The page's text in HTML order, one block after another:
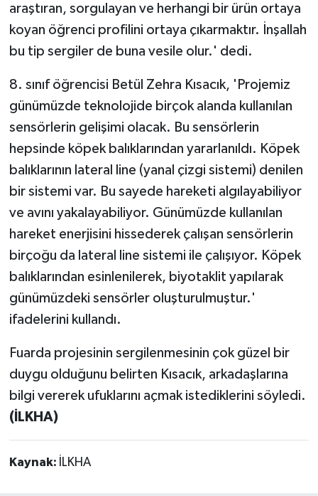
araştıran, sorgulayan ve herhangi bir ürün ortaya
koyan öğrenci profilini ortaya çıkarmaktır. İnşallah
bu tip sergiler de buna vesile olur.' dedi.
8. sınıf öğrencisi Betül Zehra Kısacık, 'Projemiz
günümüzde teknolojide birçok alanda kullanılan
sensörlerin gelişimi olacak. Bu sensörlerin
hepsinde köpek balıklarından yararlanıldı. Köpek
balıklarının lateral line (yanal çizgi sistemi) denilen
bir sistemi var. Bu sayede hareketi algılayabiliyor
ve avını yakalayabiliyor. Günümüzde kullanılan
hareket enerjisini hissederek çalışan sensörlerin
birçoğu da lateral line sistemi ile çalışıyor. Köpek
balıklarından esinlenilerek, biyotaklit yapılarak
günümüzdeki sensörler oluşturulmuştur.'
ifadelerini kullandı.
Fuarda projesinin sergilenmesinin çok güzel bir
duygu olduğunu belirten Kısacık, arkadaşlarına
bilgi vererek ufuklarını açmak istediklerini söyledi.
(İLKHA)
Kaynak: İLKHA